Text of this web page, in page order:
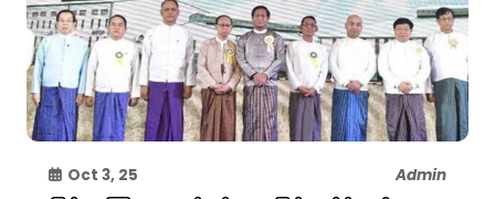
Oct 3, 25 Admin